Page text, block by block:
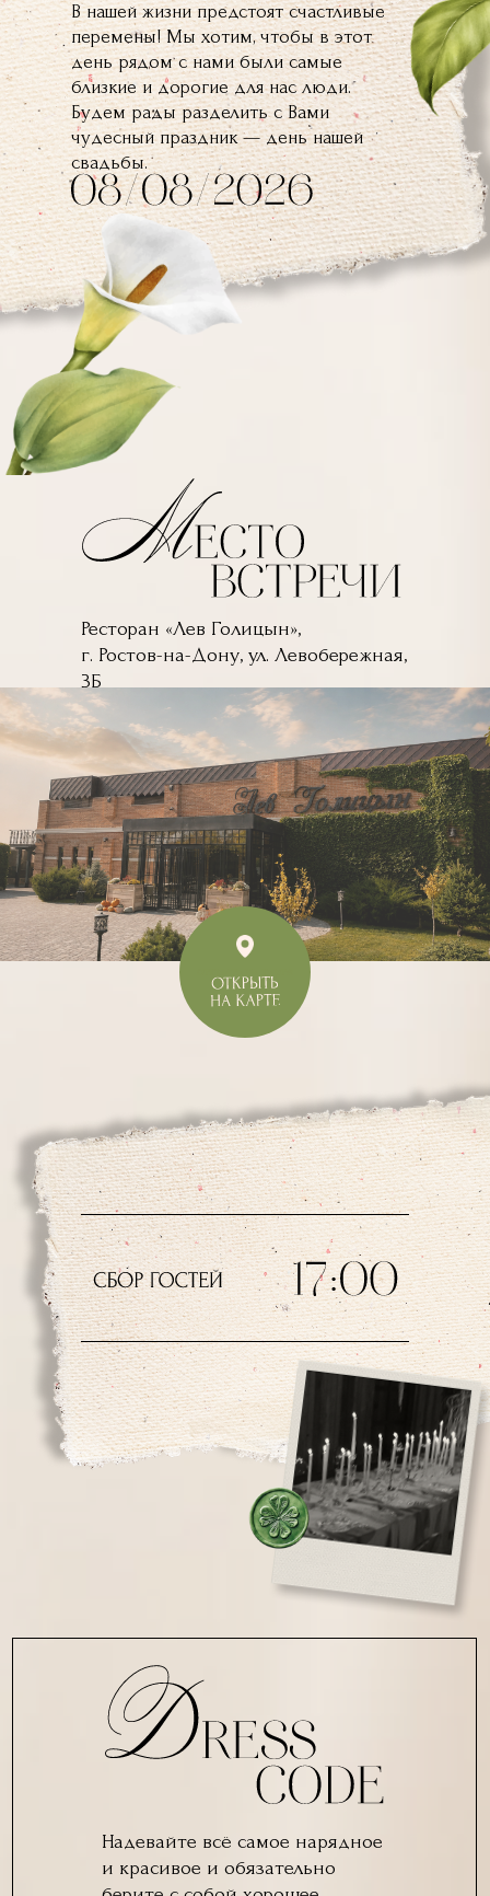
В нашей жизни предстоят счастливые
перемены! Мы хотим, чтобы в этот
день рядом с нами были самые
близкие и дорогие для нас люди.
Будем рады разделить с Вами
чудесный праздник — день нашей
свадьбы.
Ресторан «Лев Голицын»,
г. Ростов-на-Дону, ул. Левобережная,
3Б
Надевайте всё самое нарядное
и красивое и обязательно